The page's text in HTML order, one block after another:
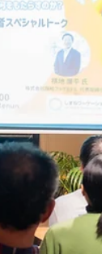
松江市の関係人口の創
を考えるうえで欠か
真剣に向き合いまし
ワーケーション本番